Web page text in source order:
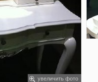
увеличить фото